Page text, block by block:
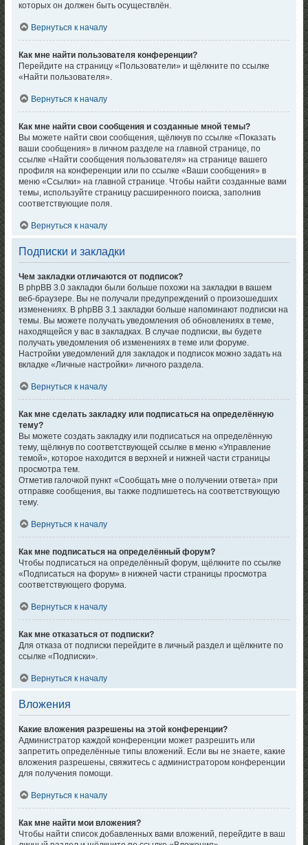
которых он должен быть осуществлён.
Вернуться к началу
Как мне найти пользователя конференции?
Перейдите на страницу «Пользователи» и щёлкните по ссылке
«Найти пользователя».
Вернуться к началу
Как мне найти свои сообщения и созданные мной темы?
Вы можете найти свои сообщения, щёлкнув по ссылке «Показать
ваши сообщения» в личном разделе на главной странице, по
ссылке «Найти сообщения пользователя» на странице вашего
профиля на конференции или по ссылке «Ваши сообщения» в
меню «Ссылки» на главной странице. Чтобы найти созданные вами
темы, используйте страницу расширенного поиска, заполнив
соответствующие поля.
Вернуться к началу
Подписки и закладки
Чем закладки отличаются от подписок?
В phpBB 3.0 закладки были больше похожи на закладки в вашем
веб-браузере. Вы не получали предупреждений о произошедших
изменениях. В phpBB 3.1 закладки больше напоминают подписки на
темы. Вы можете получать уведомления об обновлениях в теме,
находящейся у вас в закладках. В случае подписки, вы будете
получать уведомления об изменениях в теме или форуме.
Настройки уведомлений для закладок и подписок можно задать на
вкладке «Личные настройки» личного раздела.
Вернуться к началу
Как мне сделать закладку или подписаться на определённую
тему?
Вы можете создать закладку или подписаться на определённую
тему, щёлкнув по соответствующей ссылке в меню «Управление
темой», которое находится в верхней и нижней части страницы
просмотра тем.
Отметив галочкой пункт «Сообщать мне о получении ответа» при
отправке сообщения, вы также подпишетесь на соответствующую
тему.
Вернуться к началу
Как мне подписаться на определённый форум?
Чтобы подписаться на определённый форум, щёлкните по ссылке
«Подписаться на форум» в нижней части страницы просмотра
соответствующего форума.
Вернуться к началу
Как мне отказаться от подписки?
Для отказа от подписки перейдите в личный раздел и щёлкните по
ссылке «Подписки».
Вернуться к началу
Вложения
Какие вложения разрешены на этой конференции?
Администратор каждой конференции может разрешить или
запретить определённые типы вложений. Если вы не знаете, какие
вложения разрешены, свяжитесь с администратором конференции
для получения помощи.
Вернуться к началу
Как мне найти мои вложения?
Чтобы найти список добавленных вами вложений, перейдите в ваш